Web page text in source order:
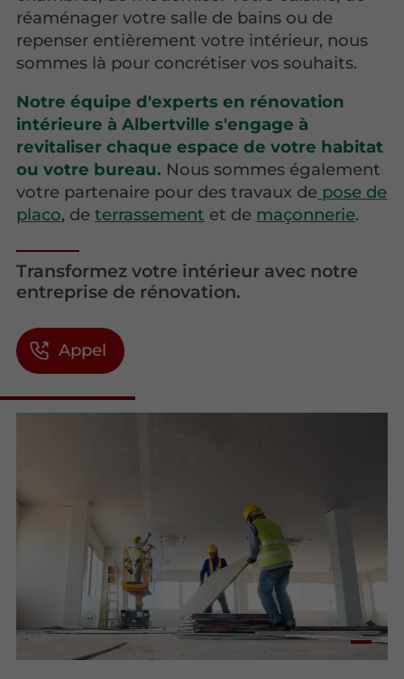
réaménager votre salle de bains ou de
repenser entièrement votre intérieur, nous
sommes là pour concrétiser vos souhaits.
Notre équipe d'experts en rénovation
intérieure à Albertville s'engage à
revitaliser chaque espace de votre habitat
ou votre bureau. Nous sommes également
votre partenaire pour des travaux de pose de
placo, deterrassement et de maçonnerie.
Transformez votre intérieur avec notre
entreprise de rénovation.
Appel